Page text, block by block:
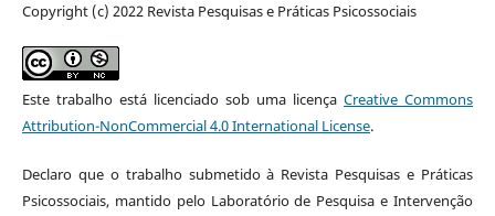
Copyright (c) 2022 Revista Pesquisas e Práticas Psicossociais
Este trabalho está licenciado sob uma licençaCreative Commons
Attribution-NonCommercial 4.0 International License.
Declaro que o trabalho submetido à Revista Pesquisas e Práticas
Psicossociais, mantido pelo Laboratório de Pesquisa e Intervenção